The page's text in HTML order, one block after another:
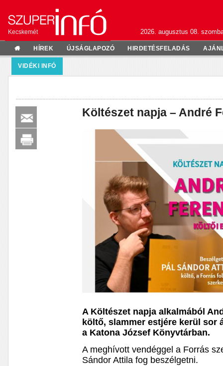
Kecskemét 2026. augusztus 08.
HÍREK ÚJSÁGLAPOZÓ HIRDETÉSFELADÁS
VIDÉKI INFÓ
Költészet napja – André
A Költészet napja alkalmából
költő, slammer estjére kerül sor
a Katona József Könyvtárban.
A meghívott vendéggel a Forrás
Sándor Attila fog beszélgetni.